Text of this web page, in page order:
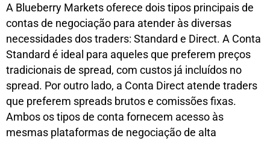
A Blueberry Markets oferece dois tipos principais de
contas de negociação para atender às diversas
necessidades dos traders: Standard e Direct. A Conta
Standard é ideal para aqueles que preferem preços
tradicionais de spread, com custos já incluídos no
spread. Por outro lado, a Conta Direct atende traders
que preferem spreads brutos e comissões fixas.
Ambos os tipos de conta fornecem acesso às
mesmas plataformas de negociação de alta